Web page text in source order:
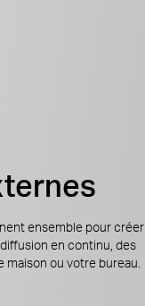
ensemble pour créer
en continu, des
ou votre bureau.